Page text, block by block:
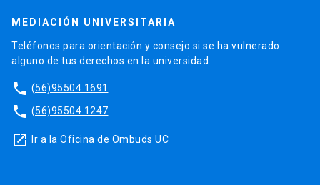
MEDIACIÓN UNIVERSITARIA
Teléfonos para orientación y consejo si se ha vulnerado
alguno de tus derechos en la universidad.
phone (56)95504 1691
phone (56)95504 1247
launch Ir a la Oficina de Ombuds UC